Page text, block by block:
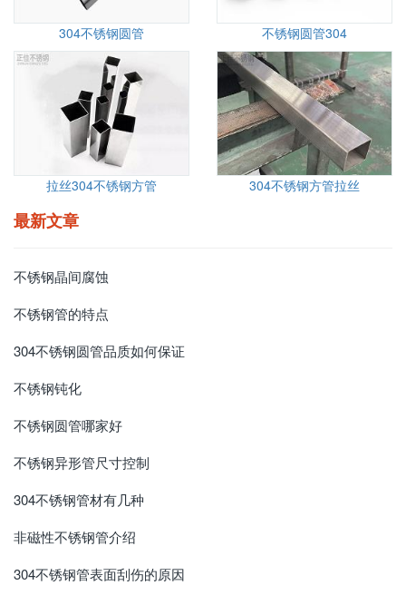
304不锈钢圆管 不锈钢圆管304
拉丝304不锈钢方管 304不锈钢方管拉丝
最新文章
不锈钢晶间腐蚀
不锈钢管的特点
304不锈钢圆管品质如何保证
不锈钢钝化
不锈钢圆管哪家好
不锈钢异形管尺寸控制
304不锈钢管材有几种
非磁性不锈钢管介绍
304不锈钢管表面刮伤的原因